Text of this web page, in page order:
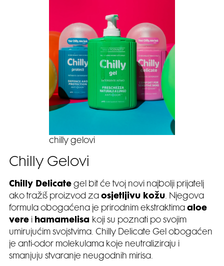
chilly gelovi
Chilly Gelovi
Chilly Delicate gel bit će tvoj novi najbolji prijatelj
ako tražiš proizvod za osjetljivu kožu. Njegova
formula obogaćena je prirodnim ekstraktima aloe
vere
hamamelisa koji su poznati po svojim
umirujućim svojstvima. Chilly Delicate Gel obogaćen
je anti-odor molekulama koje neutraliziraju i
smanjuju stvaranje neugodnih mirisa.